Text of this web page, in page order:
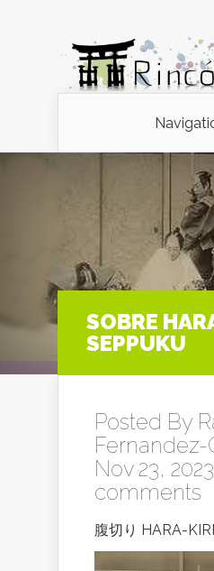
SOBRE
SEPPUKU
Posted By
Fernandez-
Nov 23, 2023
comments
腹切り HARA-KIRI